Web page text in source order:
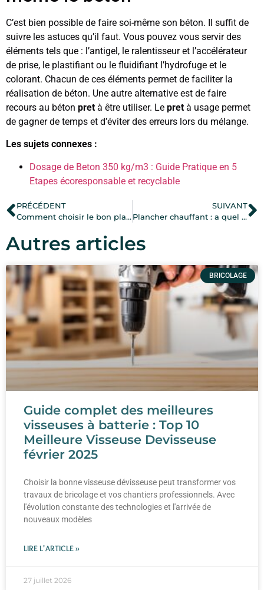
C’est bien possible de faire soi-même son béton. Il suffit de
suivre les astuces qu’il faut. Vous pouvez vous servir des
éléments tels que : l’antigel, le ralentisseur et l’accélérateur
de prise, le plastifiant ou le fluidifiant l’hydrofuge et le
colorant. Chacun de ces éléments permet de faciliter la
réalisation de béton. Une autre alternative est de faire
recours au béton pret à être utiliser. Le pret à usage permet
de gagner de temps et d’éviter des erreurs lors du mélange.
Les sujets connexes :
Dosage de Beton 350 kg/m3 : Guide Pratique en 5
Etapes écoresponsable et recyclable
PRÉCÉDENT
Comment choisir le bon plaquiste pour vos travaux ?
SUIVANT
Plancher chauffant : a quel moment l’envisager ?
Autres articles
BRICOLAGE
Guide complet des meilleures
visseuses à batterie : Top 10
Meilleure Visseuse Devisseuse
février 2025
Choisir la bonne visseuse dévisseuse peut transformer vos
travaux de bricolage et vos chantiers professionnels. Avec
l'évolution constante des technologies et l'arrivée de
nouveaux modèles
LIRE L'ARTICLE »
27 juillet 2026